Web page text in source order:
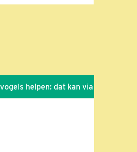
helpen: dat kan via de link!